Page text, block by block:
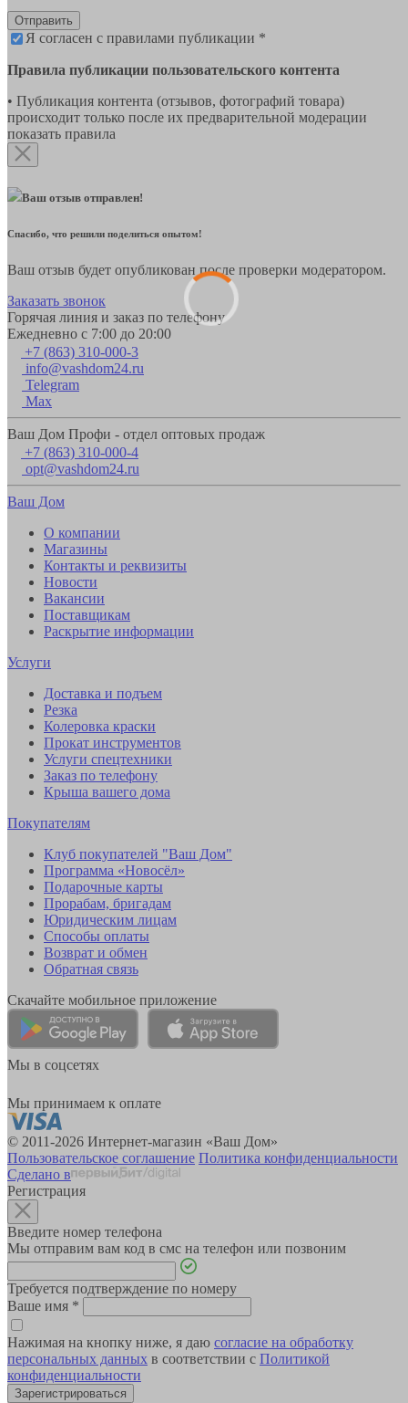
Отправить
Я согласен с правилами публикации *
Правила публикации пользовательского контента
• Публикация контента (отзывов, фотографий товара)
происходит только после их предварительной модерации
показать правила
Ваш отзыв отправлен!
Спасибо, что решили поделиться опытом!
Ваш отзыв будет опубликован после проверки модератором.
Заказать звонок
Горячая линия и заказ по телефону
Ежедневно с 7:00 до 20:00
+7 (863) 310-000-3
info@vashdom24.ru
Telegram
Max
Ваш Дом Профи - отдел оптовых продаж
+7 (863) 310-000-4
opt@vashdom24.ru
Ваш Дом
О компании
Магазины
Контакты и реквизиты
Новости
Вакансии
Поставщикам
Раскрытие информации
Услуги
Доставка и подъем
Резка
Колеровка краски
Прокат инструментов
Услуги спецтехники
Заказ по телефону
Крыша вашего дома
Покупателям
Клуб покупателей "Ваш Дом"
Программа «Новосёл»
Подарочные карты
Прорабам, бригадам
Юридическим лицам
Способы оплаты
Возврат и обмен
Обратная связь
Скачайте мобильное приложение
Мы в соцсетях
Мы принимаем к оплате
© 2011-2026 Интернет-магазин «Ваш Дом»
Пользовательское соглашение Политика конфиденциальности
Сделано в
Регистрация
Введите номер телефона
Мы отправим вам код в смс на телефон или позвоним
Требуется подтверждение по номеру
Ваше имя *
Нажимая на кнопку ниже, я даю согласие на обработку
персональных данных в соответствии с Политикой
конфиденциальности
Зарегистрироваться